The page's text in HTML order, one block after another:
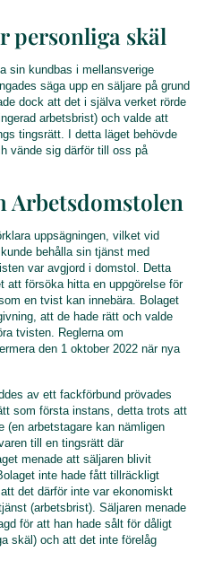
personliga skäl
sin kundbas i mellansverige
säga upp en säljare på grund
dock att det i själva verket rörde
arbetsbrist) och valde att
tingsrätt. I detta läget behövde
vände sig därför till oss på
Arbetsdomstolen
uppsägningen, vilket vid
behålla sin tjänst med
var avgjord i domstol. Detta
att försöka hitta en uppgörelse för
en tvist kan innebära. Bolaget
att de hade rätt och valde
tvisten. Reglerna om
den 1 oktober 2022 när nya
av ett fackförbund prövades
som första instans, detta trots att
(en arbetstagare kan nämligen
till en tingsrätt där
menade att säljaren blivit
inte hade fått tillräckligt
det därför inte var ekonomiskt
(arbetsbrist). Säljaren menade
för att han hade sålt för dåligt
skäl) och att det inte förelåg